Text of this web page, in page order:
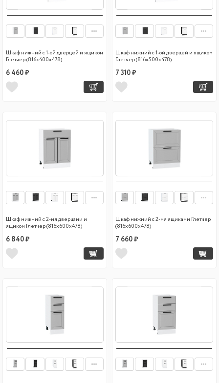
Шкаф нижний с 1-ой дверцей и ящиком
Глетчер (816х400х478)
6 460 ₽
Шкаф нижний с 1-ой дверцей и ящиком
Глетчер (816х500х478)
7 310 ₽
Шкаф нижний с 2-мя дверцами и
ящиком Глетчер (816х600х478)
6 840 ₽
Шкаф нижний с 2-мя ящиками Глетчер
(816х600х478)
7 660 ₽